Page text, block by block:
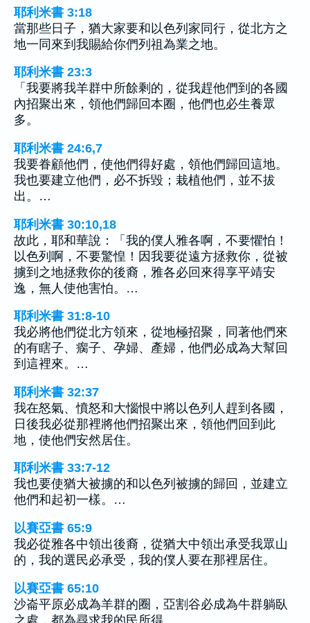
耶利米書 3:18
當那些日子，猶大家要和以色列家同行，從北方之
地一同來到我賜給你們列祖為業之地。
耶利米書 23:3
「我要將我羊群中所餘剩的，從我趕他們到的各國
內招聚出來，領他們歸回本圈，他們也必生養眾
多。
耶利米書 24:6,7
我要眷顧他們，使他們得好處，領他們歸回這地。
我也要建立他們，必不拆毀；栽植他們，並不拔
出。…
耶利米書 30:10,18
故此，耶和華說：「我的僕人雅各啊，不要懼怕！
以色列啊，不要驚惶！因我要從遠方拯救你，從被
擄到之地拯救你的後裔，雅各必回來得享平靖安
逸，無人使他害怕。…
耶利米書 31:8-10
我必將他們從北方領來，從地極招聚，同著他們來
的有瞎子、瘸子、孕婦、產婦，他們必成為大幫回
到這裡來。…
耶利米書 32:37
我在怒氣、憤怒和大惱恨中將以色列人趕到各國，
日後我必從那裡將他們招聚出來，領他們回到此
地，使他們安然居住。
耶利米書 33:7-12
我也要使猶大被擄的和以色列被擄的歸回，並建立
他們和起初一樣。…
以賽亞書 65:9
我必從雅各中領出後裔，從猶大中領出承受我眾山
的，我的選民必承受，我的僕人要在那裡居住。
以賽亞書 65:10
沙崙平原必成為羊群的圈，亞割谷必成為牛群躺臥
之處，都為尋求我的民所得。